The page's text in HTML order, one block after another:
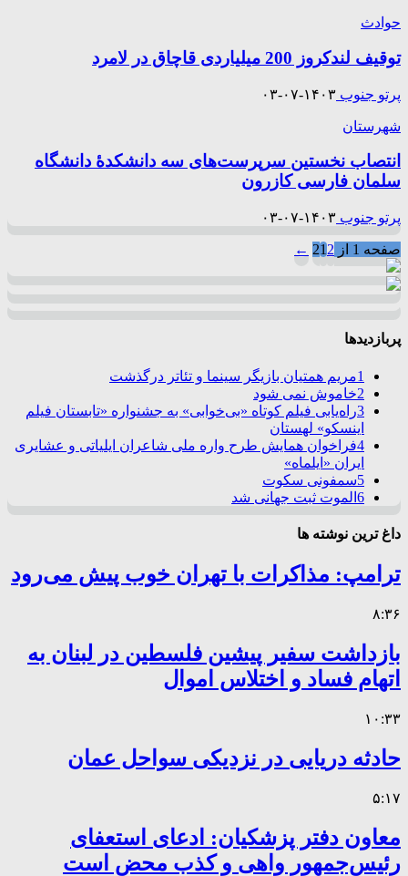
حوادث
توقيف لندکروز 200 میلیاردی قاچاق در لامرد
پرتو جنوب ۱۴۰۳-۰۷-۰۳
شهرستان
انتصاب نخستین سرپرست‌های سه دانشکدۀ دانشگاه
سلمان فارسی کازرون
پرتو جنوب ۱۴۰۳-۰۷-۰۳
صفحه 1 از 2 12
←
پربازدیدها
1مریم همتیان بازیگر سینما و تئاتر درگذشت
2خاموش نمی شود
3راه‌یابی فیلم کوتاه «بی‌خوابی» به جشنواره «تابستان فیلم
اینسکو» لهستان
4فراخوان همایش طرح واره ملی شاعران ایلیاتی و عشایری
ایران «ایلماه»
5سمفونی سکوت
6 الموت ثبت جهانی شد
داغ ترین نوشته ها
ترامپ: مذاکرات با تهران خوب پیش می‌رود
۸:۳۶
بازداشت سفیر پیشین فلسطین در لبنان به
اتهام فساد و اختلاس اموال
۱۰:۳۳
حادثه دریایی در نزدیکی سواحل عمان
۵:۱۷
معاون دفتر پزشکیان: ادعای استعفای
رئیس‌جمهور واهی و کذب محض است